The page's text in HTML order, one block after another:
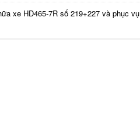
xe HD465-7R số 219+227 và phục vụ